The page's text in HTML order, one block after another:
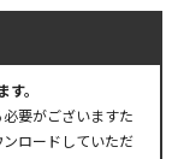
。
要がございますた
ロードしていただ